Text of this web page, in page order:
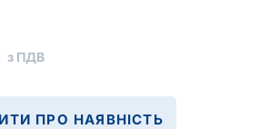
з ПДВ
ПРО НАЯВНІСТЬ